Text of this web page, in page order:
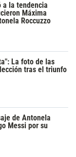
a la tendencia
Máxima
Roccuzzo
La foto de las
tras el triunfo
de Antonela
Messi por su